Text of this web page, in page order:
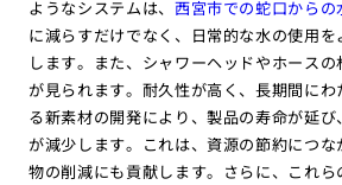
ようなシステムは、 西宮市での蛇口から
に減らすだけでなく、日常的な水の使用
します。また、シャワーヘッドやホース
が見られます。耐久性が高く、長期間に
る新素材の開発により、製品の寿命が延
が減少します。これは、資源の節約につ
物の削減にも貢献します。さらに、これ